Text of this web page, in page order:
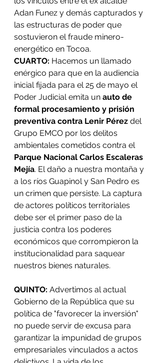
Adan Funez y demás capturados y
las estructuras de poder que
sostuvieron el fraude minero-
energético en Tocoa.
CUARTO: Hacemos un llamado
enérgico para que en la audiencia
inicial fijada para el 25 de mayo el
Poder Judicial emita un auto de
formal procesamiento y prisión
preventiva contra Lenir Pérez del
Grupo EMCO por los delitos
ambientales cometidos contra el
Parque Nacional Carlos Escaleras
Mejía. El daño a nuestra montaña y
a los ríos Guapinol y San Pedro es
un crimen que persiste. La captura
de actores políticos territoriales
debe ser el primer paso de la
justicia contra los poderes
económicos que corrompieron la
institucionalidad para saquear
nuestros bienes naturales.
QUINTO: Advertimos al actual
Gobierno de la República que su
política de "favorecer la inversión"
no puede servir de excusa para
garantizar la impunidad de grupos
empresariales vinculados a actos